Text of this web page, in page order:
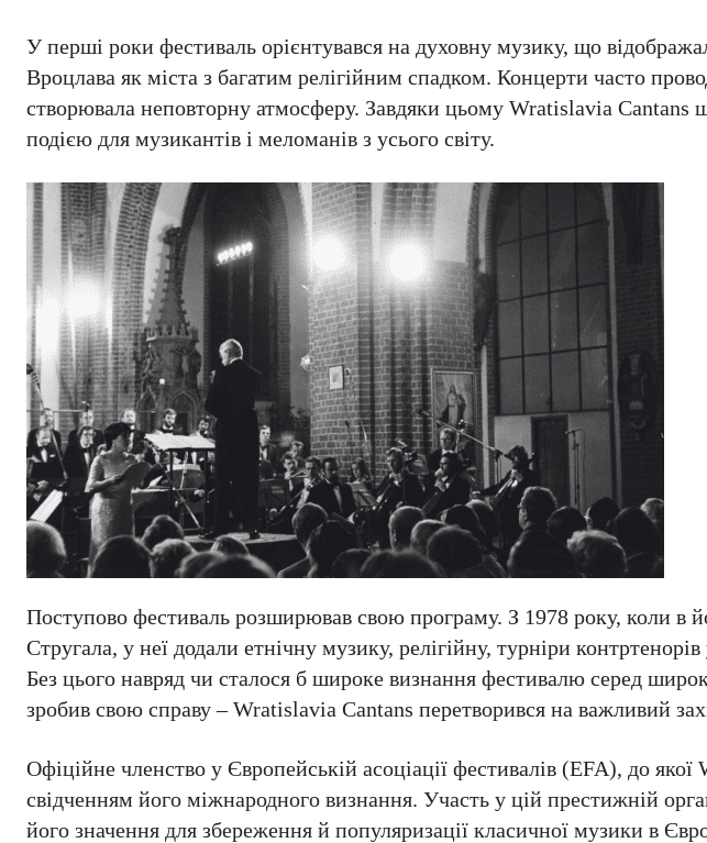
У перші роки фестиваль орієнтувався на духовну музику, що
Вроцлава як міста з багатим релігійним спадком. Концерти часто
створювала неповторну атмосферу. Завдяки цьому Wratislavia Cantans
подією для музикантів і меломанів з усього світу.
Поступово фестиваль розширював свою програму. З 1978 року, коли в
Стругала, у неї додали етнічну музику, релігійну, турніри
Без цього навряд чи сталося б широке визнання фестивалю серед
зробив свою справу – Wratislavia Cantans перетворився на важливий
Офіційне членство у Європейській асоціації фестивалів (EFA), до
свідченням його міжнародного визнання. Участь у цій престижній
його значення для збереження й популяризації класичної музики в